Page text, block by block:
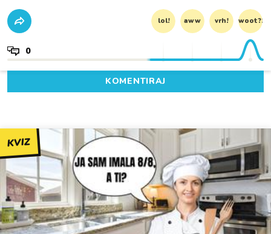
lol! aww vrh! woot?!
0
KOMENTIRAJ
KVIZ